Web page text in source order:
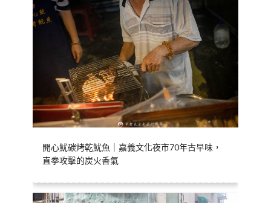
開心魷碳烤乾魷魚｜嘉義文化夜市70年古早味，
直拳攻擊的炭火香氣